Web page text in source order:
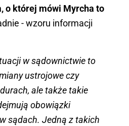
o której mówi Myrcha to
- wzoru informacji
w sądownictwie to
ustrojowe czy
ale także takie
obowiązki
sądach. Jedną z takich